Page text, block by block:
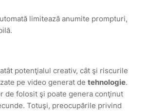
limitează anumite prompturi,
potenţialul creativ, cât şi riscurile
pe video generat de tehnologie.
de folosit şi poate genera conţinut
Totuşi, preocupările privind